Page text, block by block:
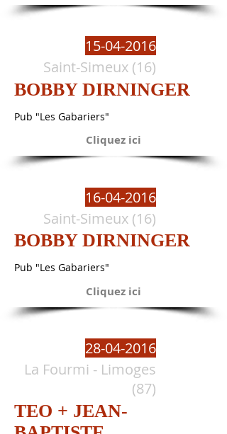
15-04-2016
Saint-Simeux (16)
BOBBY DIRNINGER
Pub "Les Gabariers"
Cliquez ici
16-04-2016
Saint-Simeux (16)
BOBBY DIRNINGER
Pub "Les Gabariers"
Cliquez ici
28-04-2016
La Fourmi - Limoges
(87)
TEO + JEAN-